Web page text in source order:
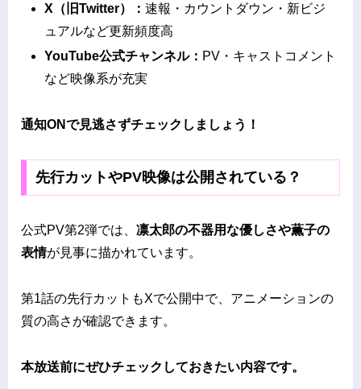
X（旧Twitter）：速報・カウントダウン・新ビジ
ュアルなど更新頻度高
YouTube公式チャンネル： PV・キャストコメント
など映像系が充実
通知ONで見逃さずチェックしましょう！
先行カットやPV映像は公開されている？
公式PV第2弾では、 凛太郎の不器用な優しさや薫子の
表情が見事に描かれています。
第1話の先行カットもXで公開中で、アニメーションの
質の高さが確認できます。
本放送前にぜひチェックしておきたい内容です。